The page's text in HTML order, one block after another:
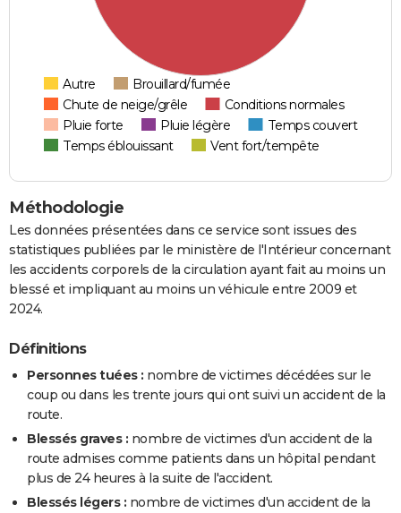
Autre
Brouillard/fumée
Chute de neige/grêle
Conditions normales
Pluie forte
Pluie légère
Temps couvert
Temps éblouissant
Vent fort/tempête
Méthodologie
Les données présentées dans ce service sont issues des
statistiques publiées par le ministère de l'Intérieur concernant
les accidents corporels de la circulation ayant fait au moins un
blessé et impliquant au moins un véhicule entre 2009 et
2024.
Définitions
Personnes tuées : nombre de victimes décédées sur le
coup ou dans les trente jours qui ont suivi un accident de la
route.
Blessés graves : nombre de victimes d'un accident de la
route admises comme patients dans un hôpital pendant
plus de 24 heures à la suite de l'accident.
Blessés légers : nombre de victimes d'un accident de la